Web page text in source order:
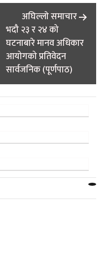
अघिल्लाे समाचार
भदौ २३ र २४ को
घटनाबारे मानव अधिकार
आयोगको प्रतिवेदन
सार्वजनिक (पूर्णपाठ)